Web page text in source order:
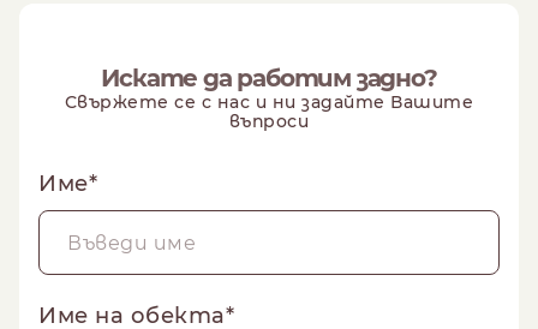
Искате да работим задно?
Свържете се с нас и ни задайте Вашите
въпроси
Име*
Име на обекта*